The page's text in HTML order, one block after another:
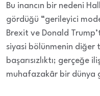
Bu inancın bir nedeni
gördüğü “gerileyici
Brexit ve Donald
siyasi bölünmenin diğer
başarısızlıktı; gerçeğe
muhafazakâr bir dünya